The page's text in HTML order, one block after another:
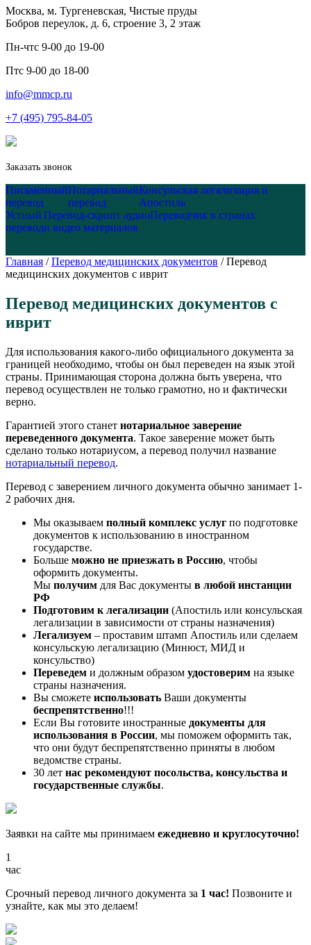
Москва, м. Тургеневская, Чистые пруды
Бобров переулок, д. 6, строение 3, 2 этаж
Пн-чтс 9-00 до 19-00
Птс 9-00 до 18-00
info@mmcp.ru
+7 (495) 795-84-05
Заказать звонок
Письменный
перевод
Нотариальный
перевод
Консульская легализация и
Апостиль
Устный
перевод
Перевод-скрипт аудио
и видео материалов
Переводчик в странах
Главная / Перевод медицинских документов / Перевод
медицинских документов с иврит
Перевод медицинских документов с
иврит
Для использования какого-либо официального документа за
границей необходимо, чтобы он был переведен на язык этой
страны. Принимающая сторона должна быть уверена, что
перевод осуществлен не только грамотно, но и фактически
верно.
Гарантией этого станет нотариальное заверение
переведенного документа. Такое заверение может быть
сделано только нотариусом, а перевод получил название
нотариальный перевод.
Перевод с заверением личного документа обычно занимает 1-
2 рабочих дня.
Мы оказываем полный комплекс услуг по подготовке
документов к использованию в иностранном
государстве.
Больше можно не приезжать в Россию, чтобы
оформить документы.
Мы получим для Вас документы в любой инстанции
РФ
Подготовим к легализации (Апостиль или консульская
легализации в зависимости от страны назначения)
Легализуем – проставим штамп Апостиль или сделаем
консульскую легализацию (Минюст, МИД и
консульство)
Переведем и должным образом удостоверим на языке
страны назначения.
Вы сможете использовать Ваши документы
беспрепятственно!!!
Если Вы готовите иностранные документы для
использования в России, мы поможем оформить так,
что они будут беспрепятственно приняты в любом
ведомстве страны.
30 лет нас рекомендуют посольства, консульства и
государственные службы.
Заявки на сайте мы принимаем ежедневно и круглосуточно!
1
час
Срочный перевод личного документа за 1 час! Позвоните и
узнайте, как мы это делаем!